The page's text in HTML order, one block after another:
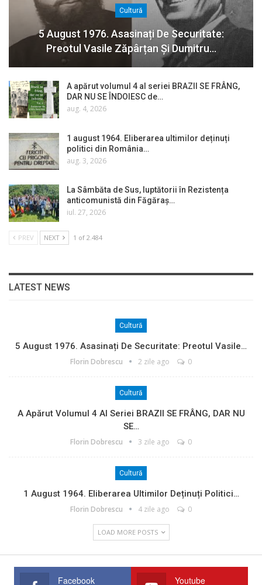
Cultură
5 August 1976. Asasinați De Securitate:
Preotul Vasile Zăpârțan Și Dumitru…
A apărut volumul 4 al seriei BRAZII SE FRÂNG,
DAR NU SE ÎNDOIESC de…
aug. 4, 2026
1 august 1964. Eliberarea ultimilor deținuți
politici din România…
aug. 3, 2026
La Sâmbăta de Sus, luptătorii în Rezistența
anticomunistă din Făgăraș…
iul. 27, 2026
PREV NEXT 1 of 2.484
LATEST NEWS
Cultură
5 August 1976. Asasinați De Securitate: Preotul Vasile…
Florin Dobrescu 2 zile ago 0
Cultură
A Apărut Volumul 4 Al Seriei BRAZII SE FRÂNG, DAR NU
SE…
Florin Dobrescu 3 zile ago 0
Cultură
1 August 1964. Eliberarea Ultimilor Deținuți Politici…
Florin Dobrescu 4 zile ago 0
LOAD MORE POSTS
Facebook Youtube